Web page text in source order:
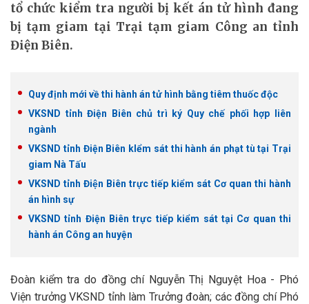
tổ chức kiểm tra người bị kết án tử hình đang
bị tạm giam tại Trại tạm giam Công an tỉnh
Điện Biên.
Quy định mới về thi hành án tử hình bằng tiêm thuốc độc
VKSND tỉnh Điện Biên chủ trì ký Quy chế phối hợp liên
ngành
VKSND tỉnh Điện Biên kIểm sát thi hành án phạt tù tại Trại
giam Nà Tấu
VKSND tỉnh Điện Biên trực tiếp kiểm sát Cơ quan thi hành
án hình sự
VKSND tỉnh Điện Biên trực tiếp kiểm sát tại Cơ quan thi
hành án Công an huyện
Đoàn kiểm tra do đồng chí Nguyễn Thị Nguyệt Hoa - Phó
Viện trưởng VKSND tỉnh làm Trưởng đoàn; các đồng chí Phó